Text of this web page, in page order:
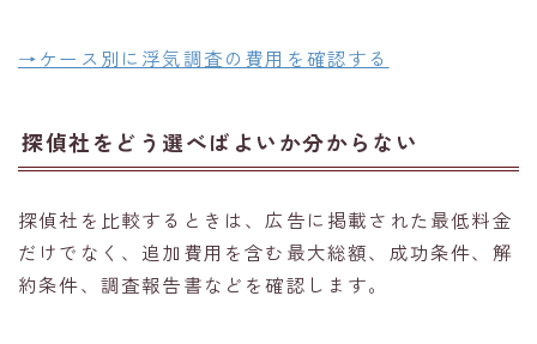
→ケース別に浮気調査の費用を確認する
探偵社をどう選べばよいか分からない
探偵社を比較するときは、広告に掲載された最低料金
だけでなく、追加費用を含む最大総額、成功条件、解
約条件、調査報告書などを確認します。